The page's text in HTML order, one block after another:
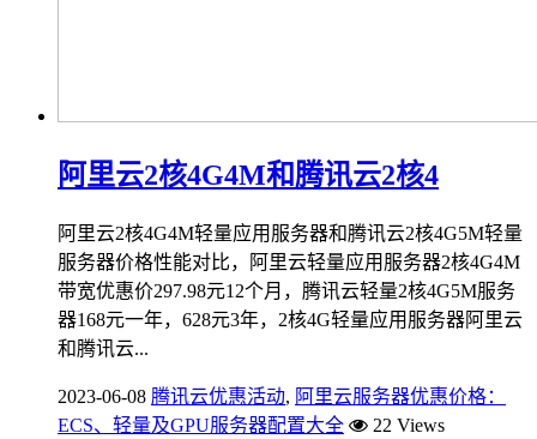
阿里云2核4G4M和腾讯云2核4
阿里云2核4G4M轻量应用服务器和腾讯云2核4G5M轻量
服务器价格性能对比，阿里云轻量应用服务器2核4G4M
带宽优惠价297.98元12个月，腾讯云轻量2核4G5M服务
器168元一年，628元3年，2核4G轻量应用服务器阿里云
和腾讯云...
2023-06-08 腾讯云优惠活动, 阿里云服务器优惠价格：
ECS、轻量及GPU服务器配置大全
22 Views